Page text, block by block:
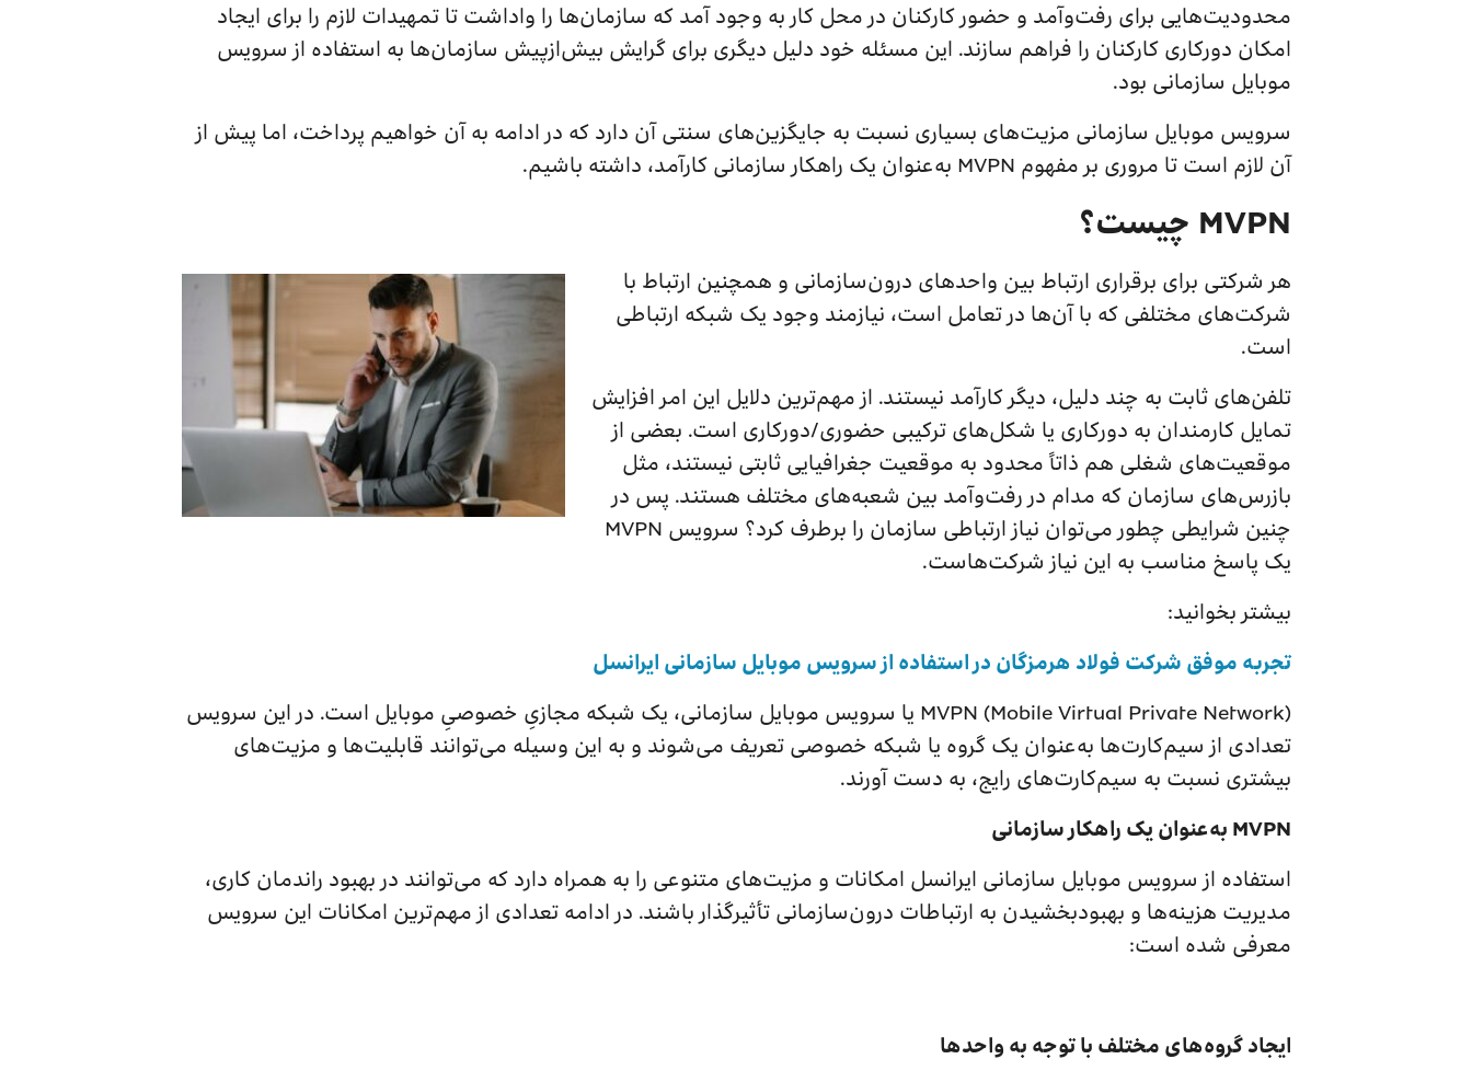
محدودیت‌هایی برای رفت‌وآمد و حضور کارکنان در محل کار به وجود آمد که سازمان‌ها را واداشت تا تمهیدات لازم را برای ایجاد
امکان دورکاری کارکنان را فراهم سازند. این مسئله خود دلیل دیگری برای گرایش بیش‌ازپیش سازمان‌ها به استفاده از سرویس
موبایل سازمانی بود.
سرویس موبایل سازمانی مزیت‌های بسیاری نسبت به جایگزین‌های سنتی آن دارد که در ادامه به آن خواهیم پرداخت، اما پیش از
آن لازم است تا مروری بر مفهوم MVPN به‌عنوان یک راهکار سازمانی کارآمد، داشته باشیم.
MVPN چیست؟
هر شرکتی برای برقراری ارتباط بین واحدهای درون‌سازمانی و همچنین ارتباط با
شرکت‌های مختلفی که با آن‌ها در تعامل است، نیازمند وجود یک شبکه ارتباطی
است.
تلفن‌های ثابت به چند دلیل، دیگر کارآمد نیستند. از مهم‌ترین دلایل این امر افزایش
تمایل کارمندان به دورکاری یا شکل‌های ترکیبی حضوری/دورکاری است. بعضی از
موقعیت‌های شغلی هم ذاتاً محدود به موقعیت جغرافیایی ثابتی نیستند، مثل
بازرس‌های سازمان که مدام در رفت‌وآمد بین شعبه‌های مختلف هستند. پس در
چنین شرایطی چطور می‌توان نیاز ارتباطی سازمان را برطرف کرد؟ سرویس MVPN
یک پاسخ مناسب به این نیاز شرکت‌هاست.
بیشتر بخوانید:
تجربه موفق شرکت فولاد هرمزگان در استفاده از سرویس موبایل سازمانی ایرانسل
MVPN (Mobile Virtual Private Network) یا سرویس موبایل سازمانی، یک شبکه مجازیِ خصوصیِ موبایل است. در این سرویس
تعدادی از سیم‌کارت‌ها به‌عنوان یک گروه یا شبکه خصوصی تعریف می‌شوند و به این وسیله می‌توانند قابلیت‌ها و مزیت‌های
بیشتری نسبت به سیم‌کارت‌های رایج، به دست آورند.
MVPN به‌عنوان یک راهکار سازمانی
استفاده از سرویس موبایل سازمانی ایرانسل امکانات و مزیت‌های متنوعی را به همراه دارد که می‌توانند در بهبود راندمان کاری،
مدیریت هزینه‌ها و بهبودبخشیدن به ارتباطات درون‌سازمانی تأثیرگذار باشند. در ادامه تعدادی از مهم‌ترین امکانات این سرویس
معرفی شده است:
ایجاد گروه‌های مختلف با توجه به واحدها